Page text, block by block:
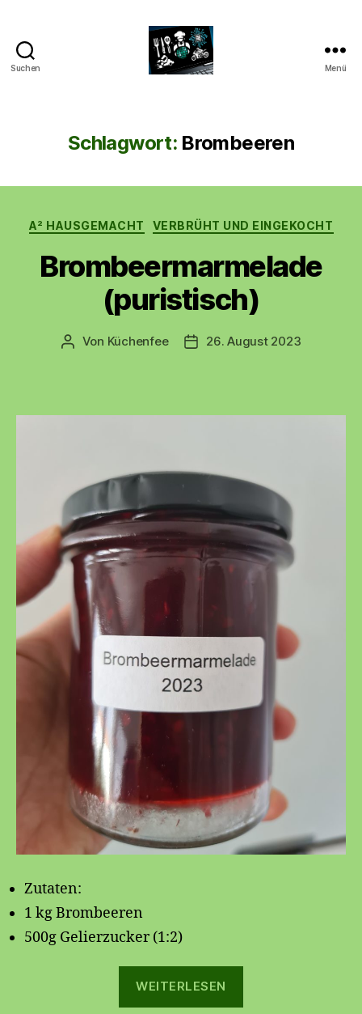
Suchen Menü
Schlagwort: Brombeeren
Kategorien
A² HAUSGEMACHT VERBRÜHT UND EINGEKOCHT
Brombeermarmelade
(puristisch)
Beitragsautor
Von Küchenfee Beitragsdatum
26. August 2023
Zutaten:
1 kg Brombeeren
500g Gelierzucker (1:2)
WEITERLESEN